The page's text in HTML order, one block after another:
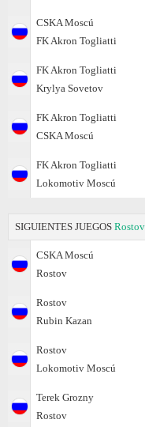
CSKA Moscú
FK Akron Togliatti
FK Akron Togliatti
Krylya Sovetov
FK Akron Togliatti
CSKA Moscú
FK Akron Togliatti
Lokomotiv Moscú
SIGUIENTES JUEGOS Rostov
CSKA Moscú
Rostov
Rostov
Rubin Kazan
Rostov
Lokomotiv Moscú
Terek Grozny
Rostov